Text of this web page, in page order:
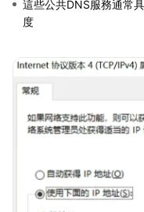
這些公共DNS服務通常
度